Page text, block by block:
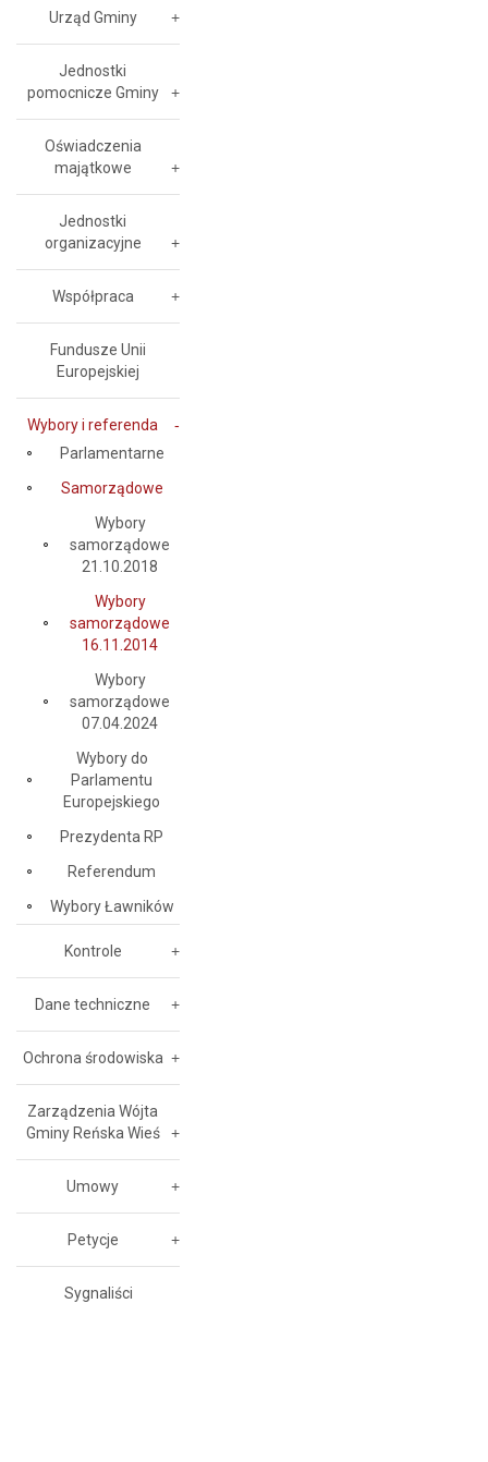
Urząd Gminy
Jednostki
pomocnicze Gminy
Oświadczenia
majątkowe
Jednostki
organizacyjne
Współpraca
Fundusze Unii
Europejskiej
Wybory i referenda
Parlamentarne
Samorządowe
Wybory
samorządowe
21.10.2018
Wybory
samorządowe
16.11.2014
Wybory
samorządowe
07.04.2024
Wybory do
Parlamentu
Europejskiego
Prezydenta RP
Referendum
Wybory Ławników
Kontrole
Dane techniczne
Ochrona środowiska
Zarządzenia Wójta
Gminy Reńska Wieś
Umowy
Petycje
Sygnaliści